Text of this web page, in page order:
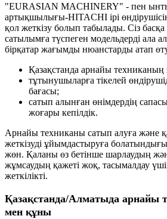
"EURASIAN MACHINERY" - пен
артықшылығы-HITACHI ірі
қол жеткізу болып табылады. Сіз басқа
сатылымға түспеген модельдерді ала
бірқатар жағымды нюанстарды атап
Қазақстанда арнайы техниканың
тұтынушыларға тікелей
бағасы;
сатып алынған өнімдердің сапасы
жоғары кепілдік.
Арнайы техниканы сатып алуға және
жеткізуді ұйымдастыруға
жөн. Қаланы өз бетінше шарлаудың
жұмсаудың қажеті жоқ, тасымалдау
жеткілікті.
Қазақстанда/Алматыда арнайы
мен құны